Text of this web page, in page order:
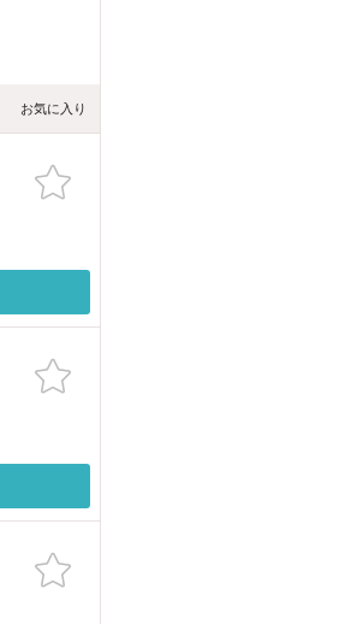
お気に入り